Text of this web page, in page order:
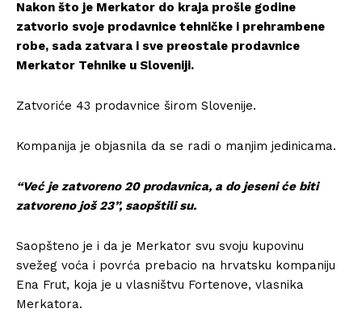
Nakon što je Merkator do kraja prošle godine
zatvorio svoje prodavnice tehničke i prehrambene
robe, sada zatvara i sve preostale prodavnice
Merkator Tehnike u Sloveniji.
Zatvoriće 43 prodavnice širom Slovenije.
Kompanija je objasnila da se radi o manjim jedinicama.
“Već je zatvoreno 20 prodavnica, a do jeseni će biti
zatvoreno još 23”, saopštili su.
Saopšteno je i da je Merkator svu svoju kupovinu
svežeg voća i povrća prebacio na hrvatsku kompaniju
Ena Frut, koja je u vlasništvu Fortenove, vlasnika
Merkatora.